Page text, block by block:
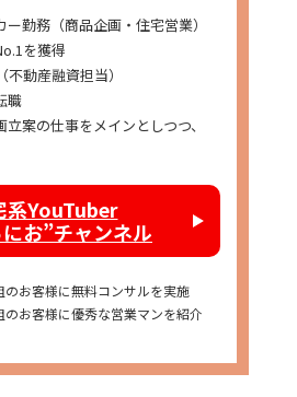
勤務（商品企画・住宅営業）
を獲得
動産融資担当）
職
案の仕事をメインとしつつ、
系YouTuber
お”チャンネル
お客様に無料コンサルを実施
お客様に優秀な営業マンを紹介